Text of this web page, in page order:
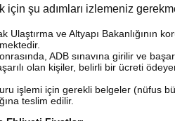
için şu adımları izlemeniz
Ulaştırma ve Altyapı Bakanlığının
ADB sınavına girilir ve
olan kişiler, belirli bir ücreti
işlemi için gerekli belgeler (nüfus
teslim edilir.